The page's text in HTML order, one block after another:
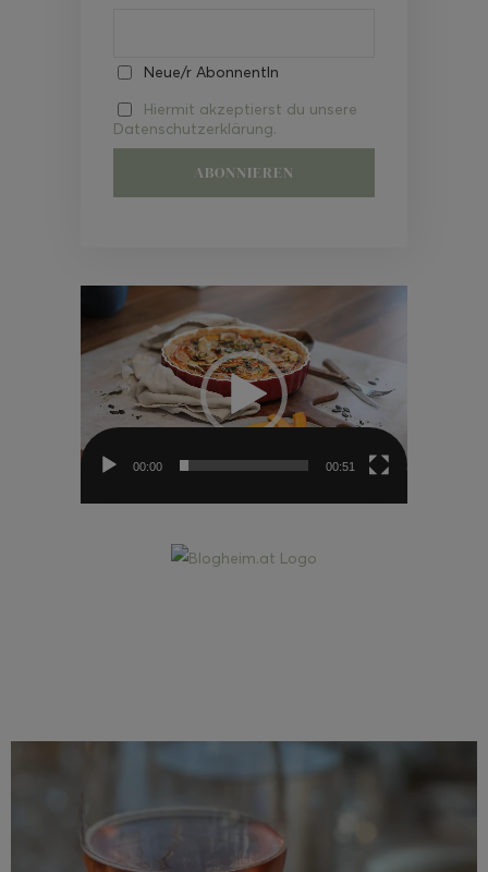
Neue/r AbonnentIn
Hiermit akzeptierst du unsere
Datenschutzerklärung.
Video-
00:00 00:51